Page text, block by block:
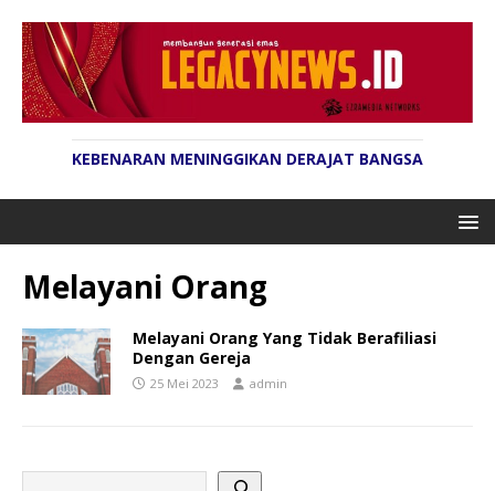
KEBENARAN MENINGGIKAN DERAJAT BANGSA
Melayani Orang
Melayani Orang Yang Tidak Berafiliasi
Dengan Gereja
25 Mei 2023 admin